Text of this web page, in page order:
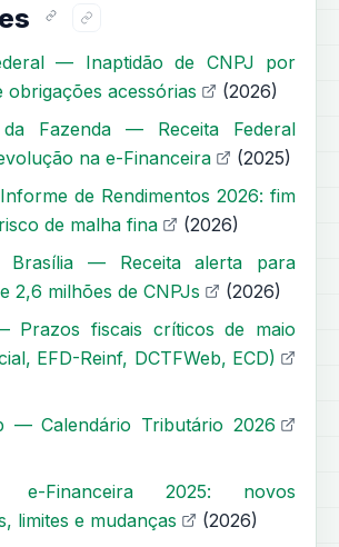
— Inaptidão de CNPJ por
obrigações acessórias
(2026)
da Fazenda — Receita Federal
na e-Financeira
(2025)
de Rendimentos 2026: fim
de malha fina
(2026)
Brasília — Receita alerta para
2,6 milhões de CNPJs
(2026)
Prazos fiscais críticos de maio
EFD-Reinf, DCTFWeb, ECD)
— Calendário Tributário 2026
Financeira 2025: novos
limites e mudanças
(2026)